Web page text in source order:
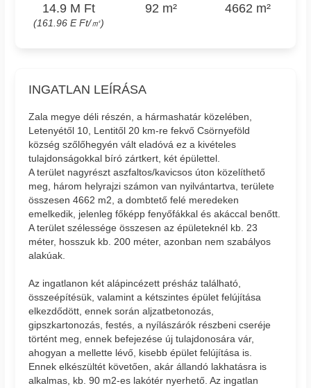
14.9 M Ft
(161.96 E Ft/㎡)
92 m² 4662 m²
INGATLAN LEÍRÁSA
Zala megye déli részén, a hármashatár közelében,
Letenyétől 10, Lentitől 20 km-re fekvő Csörnyeföld
község szőlőhegyén vált eladóvá ez a kivételes
tulajdonságokkal bíró zártkert, két épülettel.
A terület nagyrészt aszfaltos/kavicsos úton közelíthető
meg, három helyrajzi számon van nyilvántartva, területe
összesen 4662 m2, a dombtető felé meredeken
emelkedik, jelenleg főképp fenyőfákkal és akáccal benőtt.
A terület szélessége összesen az épületeknél kb. 23
méter, hosszuk kb. 200 méter, azonban nem szabályos
alakúak.
Az ingatlanon két alápincézett présház található,
összeépítésük, valamint a kétszintes épület felújítása
elkezdődött, ennek során aljzatbetonozás,
gipszkartonozás, festés, a nyílászárók részbeni cseréje
történt meg, ennek befejezése új tulajdonosára vár,
ahogyan a mellette lévő, kisebb épület felújítása is.
Ennek elkészültét követően, akár állandó lakhatásra is
alkalmas, kb. 90 m2-es lakótér nyerhető. Az ingatlan